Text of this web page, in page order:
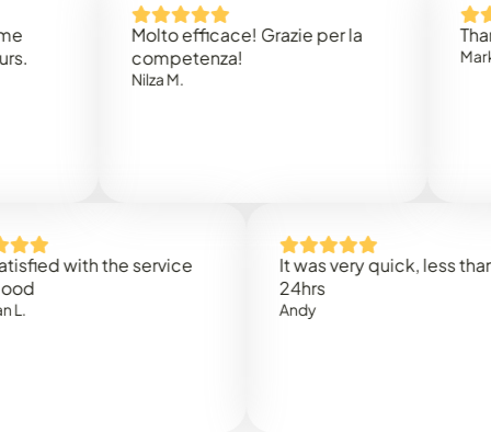
Molto efficace! Grazie per la
competenza!
Nilza M.
Thank
Mark N.
with the service
It was very quick, less than